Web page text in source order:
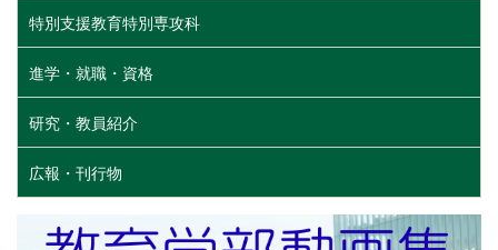
特別支援教育特別専攻科
進学・就職・資格
研究・教員紹介
広報・刊行物